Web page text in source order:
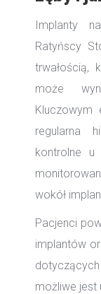
Implanty
Ratyńscy
trwałością,
może
Kluczowym
regularna
kontrolne u
wokół
Pacjenci
implantów
możliwe jest